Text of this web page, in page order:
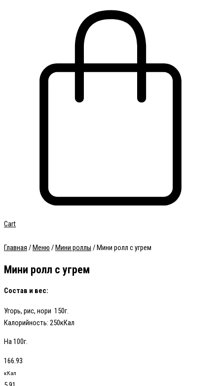
Cart
Главная /Меню /Мини роллы / Мини ролл с угрем
Мини ролл с угрем
Состав и вес:
Угорь, рис, нори 150г.
Калорийность: 250кКал
На 100г.
166.93
кКал